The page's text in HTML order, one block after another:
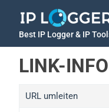
Best IP Logger & IP
LINK-
URL umleiten